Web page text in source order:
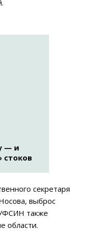
— и
стоков
секретаря
выброс
также
области.